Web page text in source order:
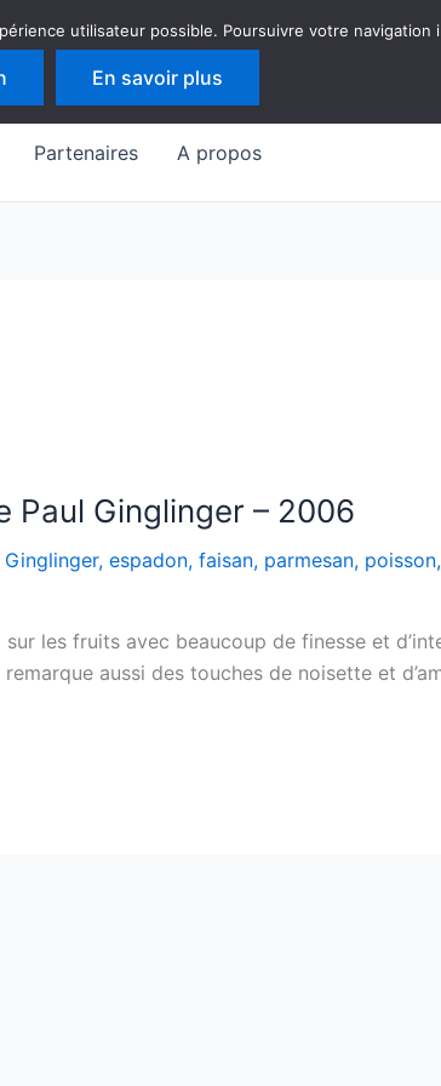
Partenaires A propos
Paul Ginglinger – 2006
Ginglinger, espadon, faisan, parmesan, poisson,
les fruits avec beaucoup de finesse et
aussi des touches de noisette et
utilisateur possible. Poursuivre votre navigation
En savoir plus